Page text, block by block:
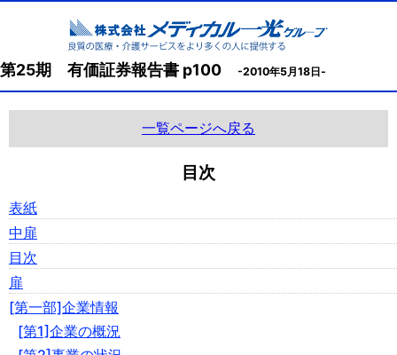
第25期 有価証券報告書 p100 -2010年5月18日-
一覧ページへ戻る
目次
表紙
中扉
目次
扉
[第一部]企業情報
[第1]企業の概況